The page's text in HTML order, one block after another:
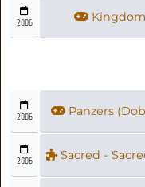
2006 Kingdom
2006 Panzers
2006 Sacred -